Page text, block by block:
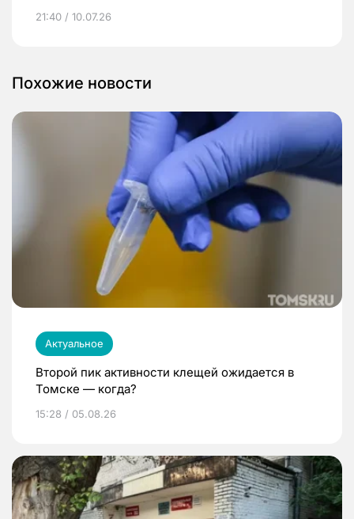
21:40 / 10.07.26
Похожие новости
Актуальное
Второй пик активности клещей ожидается в
Томске — когда?
15:28 / 05.08.26